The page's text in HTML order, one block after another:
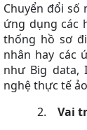
Chuyển đổi
ứng dụng các
thống hồ sơ
nhân hay các
như Big data,
nghệ thực tế
2.
Vai